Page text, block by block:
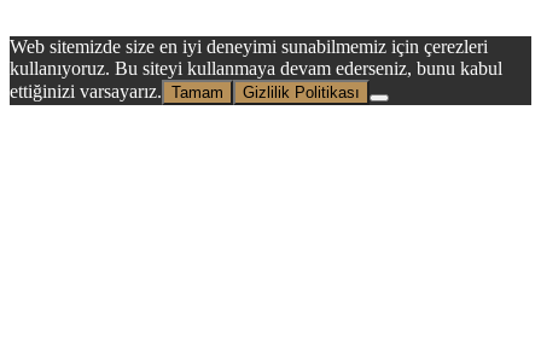
Web sitemizde size en iyi deneyimi sunabilmemiz için çerezleri
kullanıyoruz. Bu siteyi kullanmaya devam ederseniz, bunu kabul
ettiğinizi varsayarız. Tamam Gizlilik Politikası